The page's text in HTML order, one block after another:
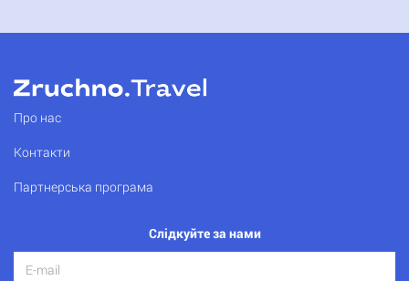
Про нас
Контакти
Партнерська програма
Слідкуйте за нами